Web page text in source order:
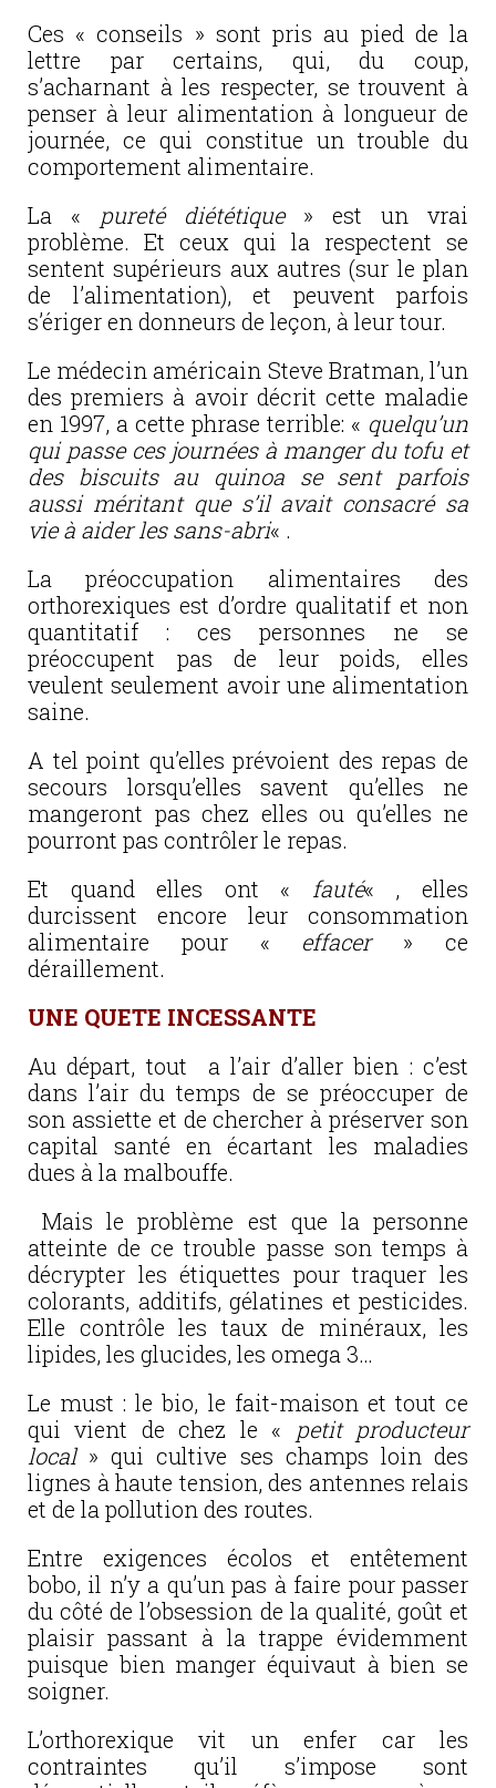
Ces « conseils » sont pris au pied de la
lettre par certains, qui, du coup,
s’acharnant à les respecter, se trouvent à
penser à leur alimentation à longueur de
journée, ce qui constitue un trouble du
comportement alimentaire.
La « pureté diététique» est un vrai
problème. Et ceux qui la respectent se
sentent supérieurs aux autres (sur le plan
de l’alimentation), et peuvent parfois
s’ériger en donneurs de leçon, à leur tour.
Le médecin américain Steve Bratman, l’un
des premiers à avoir décrit cette maladie
en 1997, a cette phrase terrible: « quelqu’un
qui passe ces journées à manger du tofu et
des biscuits au quinoa se sent parfois
aussi méritant que s’il avait consacré sa
vie à aider les sans-abri« .
La préoccupation alimentaires des
orthorexiques est d’ordre qualitatif et non
quantitatif : ces personnes ne se
préoccupent pas de leur poids, elles
veulent seulement avoir une alimentation
saine.
A tel point qu’elles prévoient des repas de
secours lorsqu’elles savent qu’elles ne
mangeront pas chez elles ou qu’elles ne
pourront pas contrôler le repas.
Et quand elles ont « fauté« , elles
durcissent encore leur consommation
alimentaire pour « effacer» ce
déraillement.
UNE QUETE INCESSANTE
Au départ, tout a l’air d’aller bien : c’est
dans l’air du temps de se préoccuper de
son assiette et de chercher à préserver son
capital santé en écartant les maladies
dues à la malbouffe.
Mais le problème est que la personne
atteinte de ce trouble passe son temps à
décrypter les étiquettes pour traquer les
colorants, additifs, gélatines et pesticides.
Elle contrôle les taux de minéraux, les
lipides, les glucides, les omega 3…
Le must : le bio, le fait-maison et tout ce
qui vient de chez le « petit producteur
local» qui cultive ses champs loin des
lignes à haute tension, des antennes relais
et de la pollution des routes.
Entre exigences écolos et entêtement
bobo, il n’y a qu’un pas à faire pour passer
du côté de l’obsession de la qualité, goût et
plaisir passant à la trappe évidemment
puisque bien manger équivaut à bien se
soigner.
L’orthorexique vit un enfer car les
contraintes qu’il s’impose sont